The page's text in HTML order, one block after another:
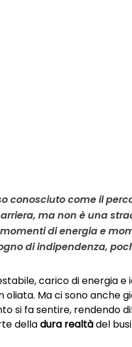
conosciuto come il
ma non è una
di energia e
di indipendenza,
carico di energia
Ma ci sono anche
si fa sentire, rendendo
della dura realtà del